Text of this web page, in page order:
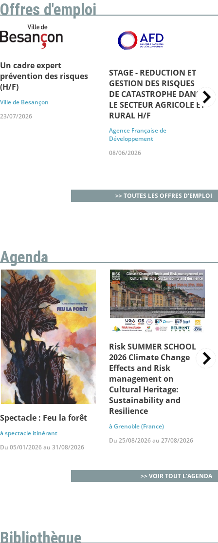
Offres d'emploi
Un cadre expert
prévention des risques
(H/F)
Ville de Besançon
23/07/2026
STAGE - REDUCTION ET
GESTION DES RISQUES
DE CATASTROPHE DANS
LE SECTEUR AGRICOLE ET
RURAL H/F
Agence Française de
Développement
08/06/2026
>> TOUTES LES OFFRES D'EMPLOI
Agenda
Spectacle : Feu la forêt
à spectacle itinérant
Du 05/01/2026 au 31/08/2026
Risk SUMMER SCHOOL
2026 Climate Change
Effects and Risk
management on
Cultural Heritage:
Sustainability and
Resilience
à Grenoble (France)
Du 25/08/2026 au 27/08/2026
>> VOIR TOUT L'AGENDA
Bibliothèque